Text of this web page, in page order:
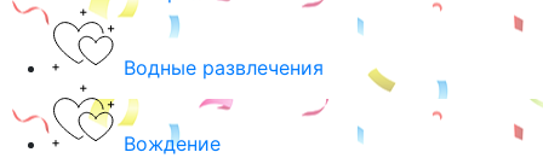
Водные развлечения
Вождение